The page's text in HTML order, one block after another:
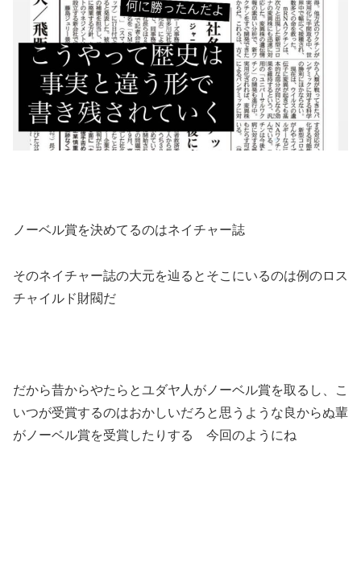
ノーベル賞を決めてるのはネイチャー誌
そのネイチャー誌の大元を辿るとそこにいるのは例のロス
チャイルド財閥だ
だから昔からやたらとユダヤ人がノーベル賞を取るし、こ
いつが受賞するのはおかしいだろと思うような良からぬ輩
がノーベル賞を受賞したりする 今回のようにね